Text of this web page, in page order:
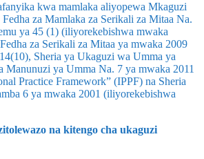
kwa mamlaka aliyopewa Mkaguzi
za Mamlaka za Serikali za Mitaa Na.
ya 45 (1) (iliyorekebishwa mwaka
za Serikali za Mitaa ya mwaka 2009
Sheria ya Ukaguzi wa Umma ya
Manunuzi ya Umma Na. 7 ya mwaka 2011
Practice Framework” (IPPF) na Sheria
6 ya mwaka 2001 (iliyorekebishwa
na kitengo cha ukaguzi